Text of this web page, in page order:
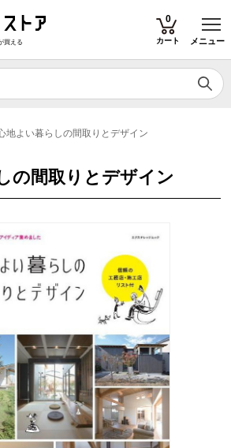
買える
0
カート メニュー
地よい暮らしの間取りとデザイン
の間取りとデザイン